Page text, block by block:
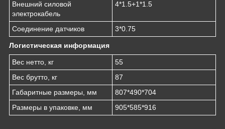
Внешний силовой
электрокабель
4*1.5+1*1.5
Соединение датчиков 3*0.75
Логистическая информация
Вес нетто, кг
55
Вес брутто, кг
87
Габаритные размеры, мм
807*490*704
Размеры в упаковке, мм
905*585*916